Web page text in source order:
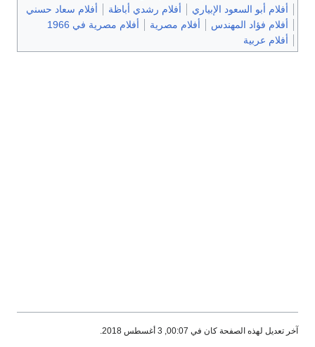
أفلام أبو السعود الإبياري
أفلام رشدي أباظة
أفلام سعاد حسني
أفلام فؤاد المهندس
أفلام مصرية
أفلام مصرية في 1966
أفلام عربية
آخر تعديل لهذه الصفحة كان في 00:07, 3 أغسطس 2018.